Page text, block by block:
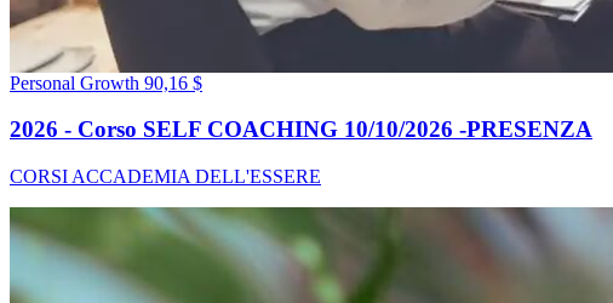
Personal Growth 90,16 $
2026 - Corso SELF COACHING 10/10/2026 -PRESENZA
CORSI ACCADEMIA DELL'ESSERE